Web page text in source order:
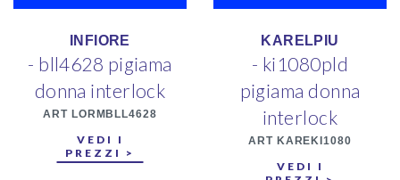
INFIORE
- bll4628 pigiama
donna interlock
ART LORMBLL4628
VEDI I
PREZZI >
KARELPIU
- ki1080pld
pigiama donna
interlock
ART KAREKI1080
VEDI I